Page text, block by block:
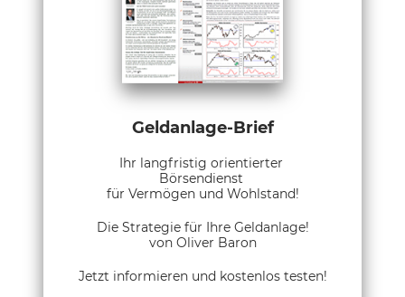
Geldanlage-Brief
Ihr langfristig orientierter
Börsendienst
für Vermögen und Wohlstand!
Die Strategie für Ihre Geldanlage!
von Oliver Baron
Jetzt informieren und kostenlos testen!